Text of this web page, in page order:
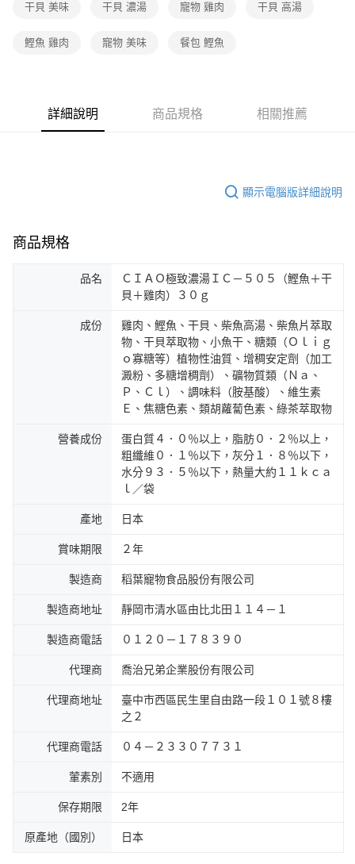
干貝 美味 干貝 濃湯 寵物 雞肉 干貝 高湯
鰹魚 雞肉 寵物 美味 餐包 鰹魚
詳細說明 商品規格 相關推薦
顯示電腦版詳細說明
商品規格
品名
ＣＩＡＯ極致濃湯ＩＣ－５０５（鰹魚＋干
貝＋雞肉）３０ｇ
成份
雞肉、鰹魚、干貝、柴魚高湯、柴魚片萃取
物、干貝萃取物、小魚干、糖類（Ｏｌｉｇ
ｏ寡糖等）植物性油質、增稠安定劑（加工
澱粉、多糖增稠劑）、礦物質類（Ｎａ、
Ｐ、Ｃｌ）、調味料（胺基酸）、維生素
Ｅ、焦糖色素、類胡蘿蔔色素、綠茶萃取物
營養成份
蛋白質４．０％以上，脂肪０．２％以上，
粗纖維０．１％以下，灰分１．８％以下，
水分９３．５％以下，熱量大約１１ｋｃａ
ｌ／袋
產地 日本
賞味期限 ２年
製造商 稻葉寵物食品股份有限公司
製造商地址 靜岡市清水區由比北田１１４－１
製造商電話 ０１２０－１７８３９０
代理商 喬治兄弟企業股份有限公司
代理商地址
臺中市西區民生里自由路一段１０１號８樓
之２
代理商電話 ０４－２３３０７７３１
葷素別 不適用
保存期限 2年
原產地（國別） 日本